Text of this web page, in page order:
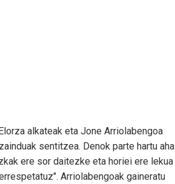
alkateak eta Jone Arriolabengoa
sentitzea. Denok parte hartu ahal
ere sor daitezke eta horiei ere lekua
Arriolabengoak gaineratu